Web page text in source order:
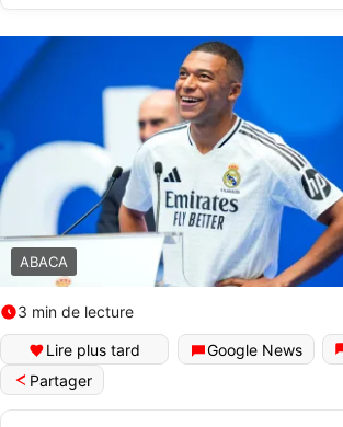
ABACA
3 min de lecture
Lire plus tard Google News
Partager